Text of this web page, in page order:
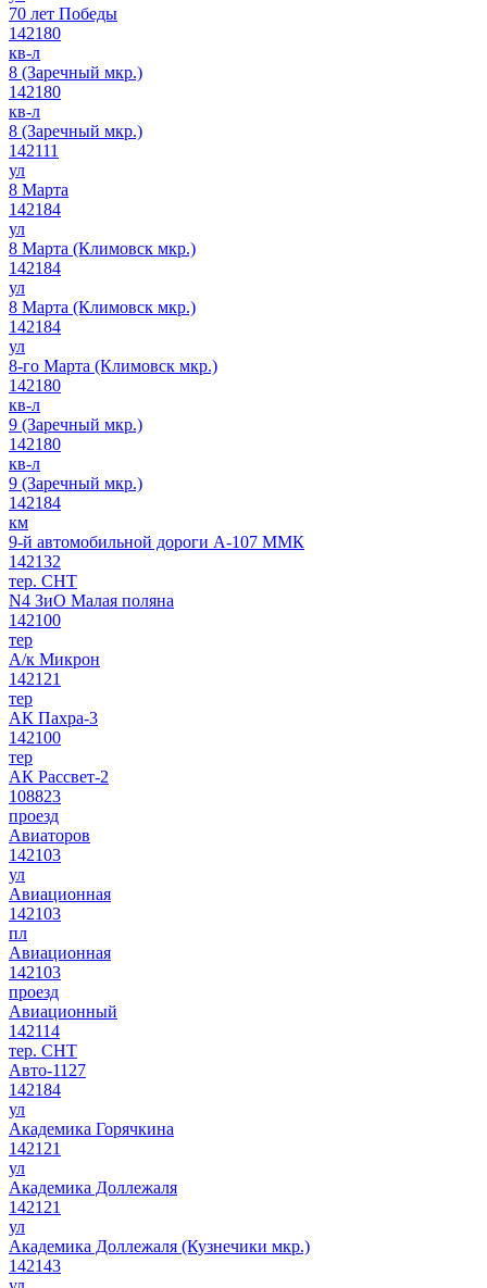
70 лет Победы
142180
кв-л
8 (Заречный мкр.)
142180
кв-л
8 (Заречный мкр.)
142111
ул
8 Марта
142184
ул
8 Марта (Климовск мкр.)
142184
ул
8 Марта (Климовск мкр.)
142184
ул
8-го Марта (Климовск мкр.)
142180
кв-л
9 (Заречный мкр.)
142180
кв-л
9 (Заречный мкр.)
142184
км
9-й автомобильной дороги А-107 ММК
142132
тер. СНТ
N4 ЗиО Малая поляна
142100
тер
А/к Микрон
142121
тер
АК Пахра-3
142100
тер
АК Рассвет-2
108823
проезд
Авиаторов
142103
ул
Авиационная
142103
пл
Авиационная
142103
проезд
Авиационный
142114
тер. СНТ
Авто-1127
142184
ул
Академика Горячкина
142121
ул
Академика Доллежаля
142121
ул
Академика Доллежаля (Кузнечики мкр.)
142143